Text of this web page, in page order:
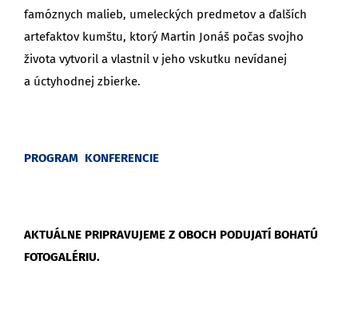
famóznych malieb, umeleckých predmetov a ďalších
artefaktov kumštu, ktorý Martin Jonáš počas svojho
života vytvoril a vlastnil v jeho vskutku nevídanej
a úctyhodnej zbierke.
PROGRAM KONFERENCIE
AKTUÁLNE PRIPRAVUJEME Z OBOCH PODUJATÍ BOHATÚ
FOTOGALÉRIU.